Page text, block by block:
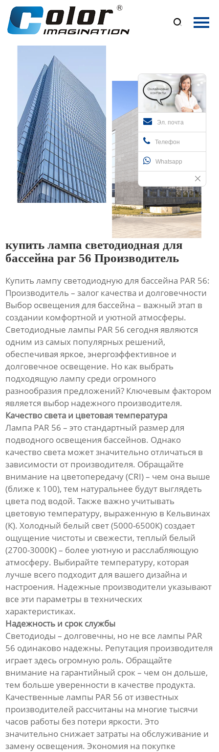

Главная
Продукция
Новости
Контакты
Эл. почта
Телефон
Whatsapp
купить лампа светодиодная для
бассейна par 56 Производитель
Купить лампу светодиодную для бассейна PAR 56:
Производитель – залог качества и долговечности
Выбор освещения для бассейна – важный этап в
создании комфортной и уютной атмосферы.
Светодиодные лампы PAR 56 сегодня являются
одним из самых популярных решений,
обеспечивая яркое, энергоэффективное и
долговечное освещение. Но как выбрать
подходящую лампу среди огромного
разнообразия предложений? Ключевым фактором
является выбор надежного производителя.
Качество света и цветовая температура
Лампа PAR 56 – это стандартный размер для
подводного освещения бассейнов. Однако
качество света может значительно отличаться в
зависимости от производителя. Обращайте
внимание на цветопередачу (CRI) – чем она выше
(ближе к 100), тем натуральнее будут выглядеть
цвета под водой. Также важно учитывать
цветовую температуру, выраженную в Кельвинах
(К). Холодный белый свет (5000-6500К) создает
ощущение чистоты и свежести, теплый белый
(2700-3000К) – более уютную и расслабляющую
атмосферу. Выбирайте температуру, которая
лучше всего подходит для вашего дизайна и
настроения. Надежные производители указывают
все эти параметры в технических
характеристиках.
Надежность и срок службы
Светодиоды – долговечны, но не все лампы PAR
56 одинаково надежны. Репутация производителя
играет здесь огромную роль. Обращайте
внимание на гарантийный срок – чем он дольше,
тем больше уверенности в качестве продукта.
Качественные лампы PAR 56 от известных
производителей рассчитаны на многие тысячи
часов работы без потери яркости. Это
значительно снижает затраты на обслуживание и
замену освещения. Экономия на покупке